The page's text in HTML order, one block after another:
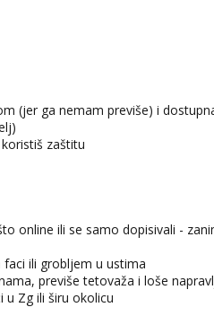
(jer ga nemam previše) i
zaštitu
online ili se samo dopisivali -
ili grobljem u ustima
previše tetovaža i loše
u Zg ili širu okolicu